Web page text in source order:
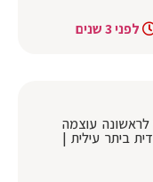
לפני 3 שנים
לראשונה עוצמה
ביתר עילית |